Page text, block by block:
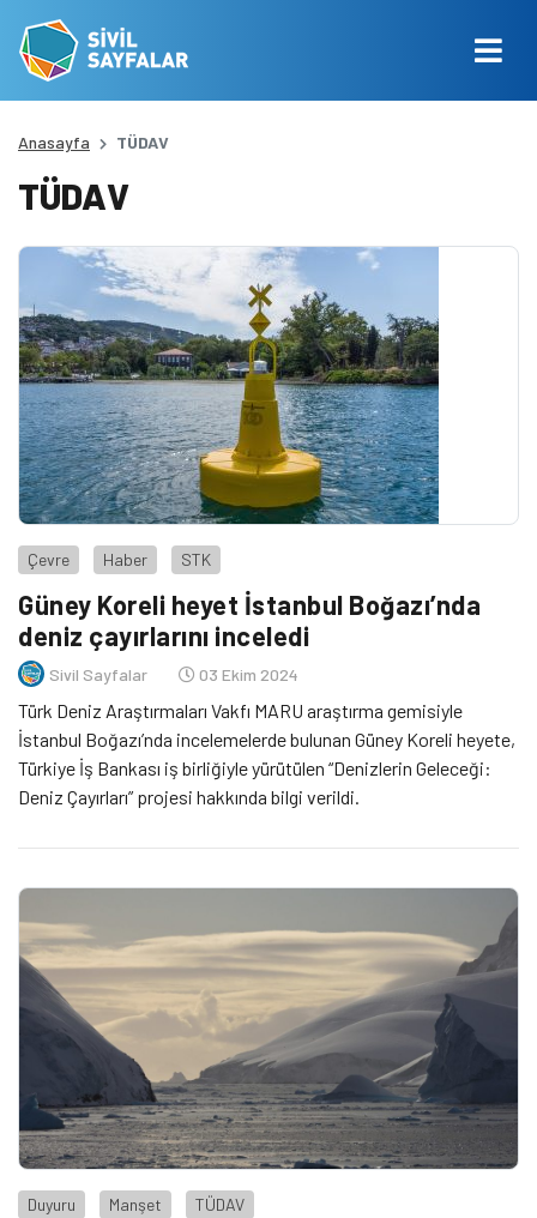
Anasayfa TÜDAV
TÜDAV
Çevre Haber STK
Güney Koreli heyet İstanbul Boğazı’nda
deniz çayırlarını inceledi
Sivil Sayfalar 03 Ekim 2024
Türk Deniz Araştırmaları Vakfı MARU araştırma gemisiyle
İstanbul Boğazı’nda incelemelerde bulunan Güney Koreli heyete,
Türkiye İş Bankası iş birliğiyle yürütülen “Denizlerin Geleceği:
Deniz Çayırları” projesi hakkında bilgi verildi.
Duyuru Manşet TÜDAV